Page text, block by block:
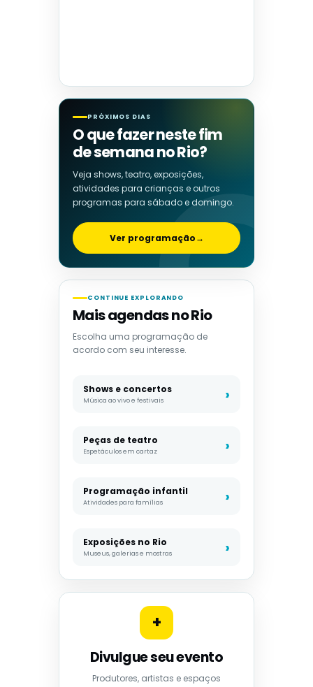
PRÓXIMOS DIAS
O que fazer neste fim
de semana no Rio?
Veja shows, teatro, exposições,
atividades para crianças e outros
programas para sábado e domingo.
Ver programação→
CONTINUE EXPLORANDO
Mais agendas no Rio
Escolha uma programação de
acordo com seu interesse.
Shows e concertos
Música ao vivo e festivais
Peças de teatro
Espetáculos em cartaz
Programação infantil
Atividades para famílias
Exposições no Rio
Museus, galerias e mostras
+
Divulgue seu evento
Produtores, artistas e espaços